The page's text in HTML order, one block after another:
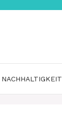
NACHHALTIGKEIT